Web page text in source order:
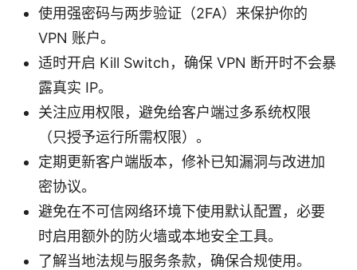
使用强密码与两步验证（2FA）来保护你的
VPN 账户。
适时开启 Kill Switch，确保 VPN 断开时不会暴
露真实 IP。
关注应用权限，避免给客户端过多系统权限
（只授予运行所需权限）。
定期更新客户端版本，修补已知漏洞与改进加
密协议。
避免在不可信网络环境下使用默认配置，必要
时启用额外的防火墙或本地安全工具。
了解当地法规与服务条款，确保合规使用。